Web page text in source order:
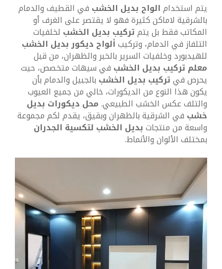
يتم استخدامالواح بديل الخشب في القطيف والدمام
بالشرقية لاماكن كثيرة فهو لا يقتصر على الغرف أو
المكاتب فقط بل يتمتركيب بديل الخشب لخلفيات
التلفاز في الدمام، وتركيبألواح ديكور بديل الخشب
للهيدبورد وخلفيات السرير بالخبر والظهران، من قبل
معلم تركيب بديل الخشب في سيهات متخصص، حيث
يحرص فيتركيب بديل الخشب بالجبيل والدمام بأن
يكون هذا النوع من الديكورات، خالي من جميع العيوب
والتلف عكس الخشب الطبيعي.محل ديكورات بديل
خشب في الشرقية بالظهران وبقيق، يقدم لكم مجموعة
واسعة من منتجاتبديل الخشب لتكسية الجدران
بمختلف الألوان والأنماط.